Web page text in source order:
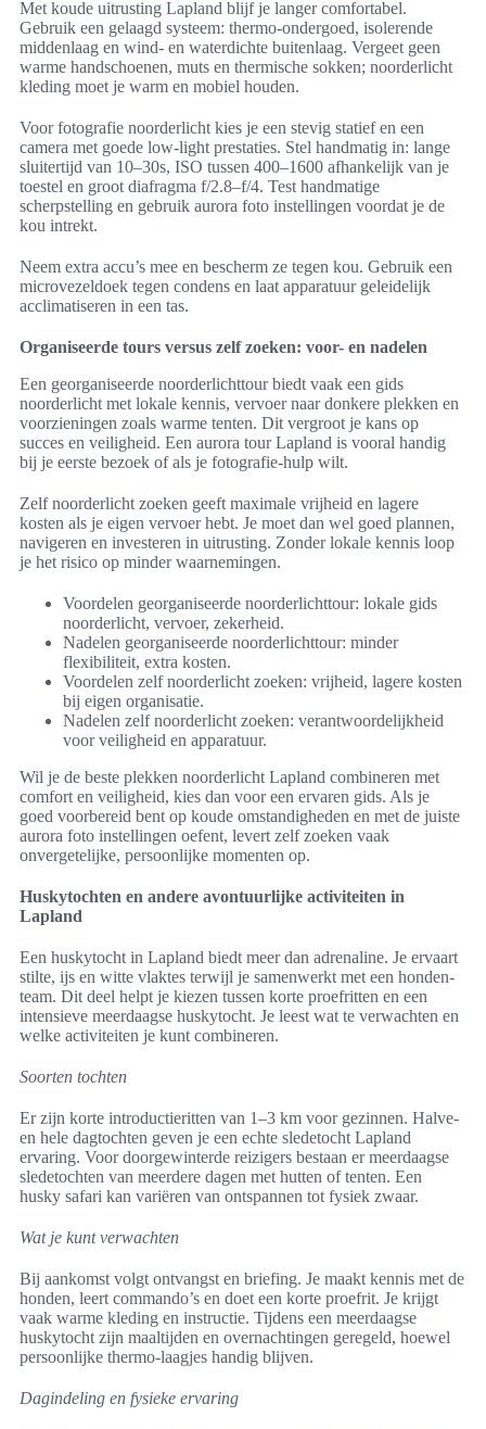
Met koude uitrusting Lapland blijf je langer comfortabel.
Gebruik een gelaagd systeem: thermo-ondergoed, isolerende
middenlaag en wind- en waterdichte buitenlaag. Vergeet geen
warme handschoenen, muts en thermische sokken; noorderlicht
kleding moet je warm en mobiel houden.
Voor fotografie noorderlicht kies je een stevig statief en een
camera met goede low-light prestaties. Stel handmatig in: lange
sluitertijd van 10–30s, ISO tussen 400–1600 afhankelijk van je
toestel en groot diafragma f/2.8–f/4. Test handmatige
scherpstelling en gebruik aurora foto instellingen voordat je de
kou intrekt.
Neem extra accu’s mee en bescherm ze tegen kou. Gebruik een
microvezeldoek tegen condens en laat apparatuur geleidelijk
acclimatiseren in een tas.
Organiseerde tours versus zelf zoeken: voor- en nadelen
Een georganiseerde noorderlichttour biedt vaak een gids
noorderlicht met lokale kennis, vervoer naar donkere plekken en
voorzieningen zoals warme tenten. Dit vergroot je kans op
succes en veiligheid. Een aurora tour Lapland is vooral handig
bij je eerste bezoek of als je fotografie-hulp wilt.
Zelf noorderlicht zoeken geeft maximale vrijheid en lagere
kosten als je eigen vervoer hebt. Je moet dan wel goed plannen,
navigeren en investeren in uitrusting. Zonder lokale kennis loop
je het risico op minder waarnemingen.
Voordelen georganiseerde noorderlichttour: lokale gids
noorderlicht, vervoer, zekerheid.
Nadelen georganiseerde noorderlichttour: minder
flexibiliteit, extra kosten.
Voordelen zelf noorderlicht zoeken: vrijheid, lagere kosten
bij eigen organisatie.
Nadelen zelf noorderlicht zoeken: verantwoordelijkheid
voor veiligheid en apparatuur.
Wil je de beste plekken noorderlicht Lapland combineren met
comfort en veiligheid, kies dan voor een ervaren gids. Als je
goed voorbereid bent op koude omstandigheden en met de juiste
aurora foto instellingen oefent, levert zelf zoeken vaak
onvergetelijke, persoonlijke momenten op.
Huskytochten en andere avontuurlijke activiteiten in
Lapland
Een huskytocht in Lapland biedt meer dan adrenaline. Je ervaart
stilte, ijs en witte vlaktes terwijl je samenwerkt met een honden-
team. Dit deel helpt je kiezen tussen korte proefritten en een
intensieve meerdaagse huskytocht. Je leest wat te verwachten en
welke activiteiten je kunt combineren.
Soorten tochten
Er zijn korte introductieritten van 1–3 km voor gezinnen. Halve-
en hele dagtochten geven je een echte sledetocht Lapland
ervaring. Voor doorgewinterde reizigers bestaan er meerdaagse
sledetochten van meerdere dagen met hutten of tenten. Een
husky safari kan variëren van ontspannen tot fysiek zwaar.
Wat je kunt verwachten
Bij aankomst volgt ontvangst en briefing. Je maakt kennis met de
honden, leert commando’s en doet een korte proefrit. Je krijgt
vaak warme kleding en instructie. Tijdens een meerdaagse
huskytocht zijn maaltijden en overnachtingen geregeld, hoewel
persoonlijke thermo-laagjes handig blijven.
Dagindeling en fysieke ervaring